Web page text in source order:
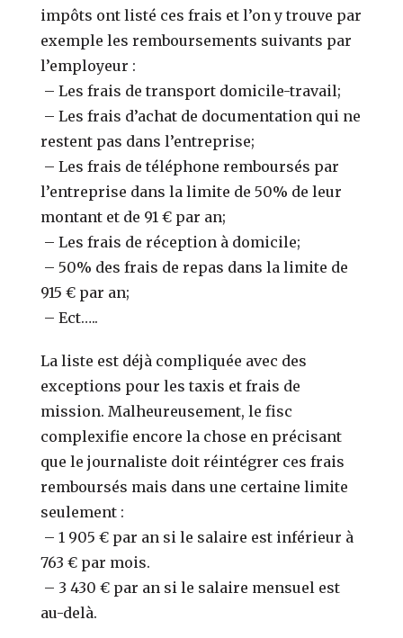
impôts ont listé ces frais et l’on y trouve par
exemple les remboursements suivants par
l’employeur :
– Les frais de transport domicile-travail;
– Les frais d’achat de documentation qui ne
restent pas dans l’entreprise;
– Les frais de téléphone remboursés par
l’entreprise dans la limite de 50% de leur
montant et de 91 € par an;
– Les frais de réception à domicile;
– 50% des frais de repas dans la limite de
915 € par an;
– Ect…..
La liste est déjà compliquée avec des
exceptions pour les taxis et frais de
mission. Malheureusement, le fisc
complexifie encore la chose en précisant
que le journaliste doit réintégrer ces frais
remboursés mais dans une certaine limite
seulement :
– 1 905 € par an si le salaire est inférieur à
763 € par mois.
– 3 430 € par an si le salaire mensuel est
au-delà.